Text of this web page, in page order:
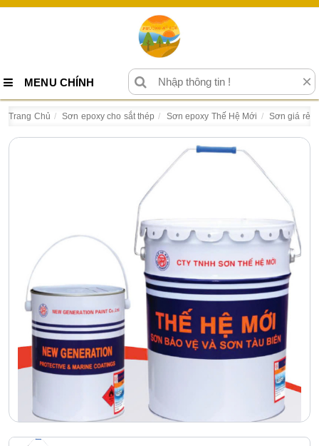
MENU CHÍNH ×
Trang Chủ Sơn epoxy cho sắt thép Sơn epoxy Thế Hệ Mới Sơn giá rẻ